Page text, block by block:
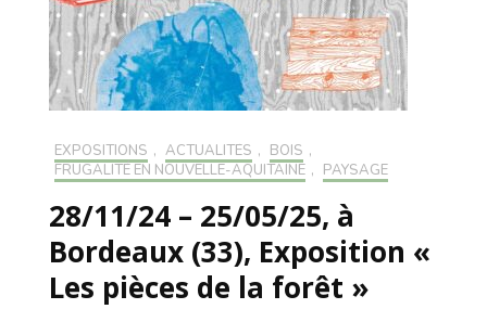
EXPOSITIONS , ACTUALITÉS , BOIS ,
FRUGALITÉ EN NOUVELLE-AQUITAINE , PAYSAGE
28/11/24 – 25/05/25, à
Bordeaux (33), Exposition «
Les pièces de la forêt »